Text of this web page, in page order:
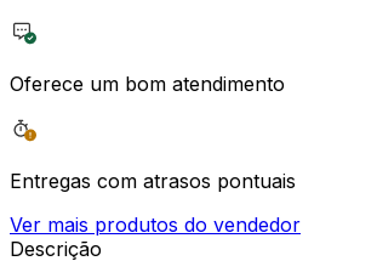
Oferece um bom atendimento
Entregas com atrasos pontuais
Ver mais produtos do vendedor
Descrição